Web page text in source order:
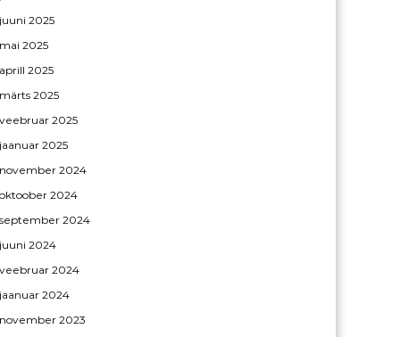
2025
2025
2025
2025
2025
2025
2024
2024
2024
2024
2024
2024
2023